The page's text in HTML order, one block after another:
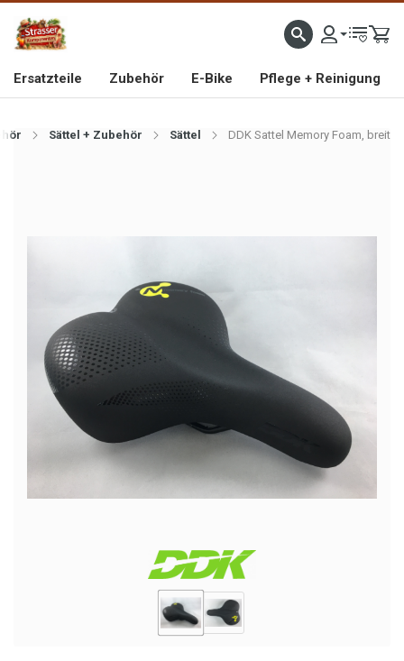
IMPORTEUR VON HOCHWERTIGEN FAHRRAD- UND MOFAERSATZTEILEN SEIT 1993
Ersatzteile Zubehör E-Bike Pflege + Reinigung
Sättel + Zubehör Sättel DDK Sattel Memory Foam, breit